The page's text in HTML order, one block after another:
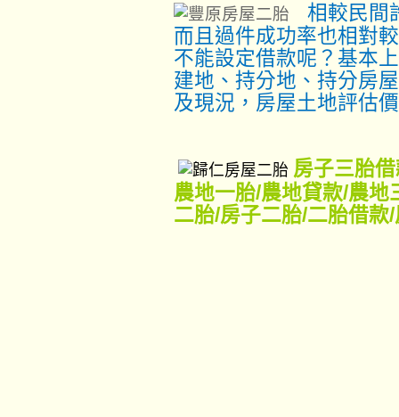
相較民間
而且過件成功率也相對
不能設定借款呢？基本
建地、持分地、持分房
及現況，房屋土地評估
房子三胎
農地一胎/農地貸款/農地
二胎/房子二胎/二胎借款/